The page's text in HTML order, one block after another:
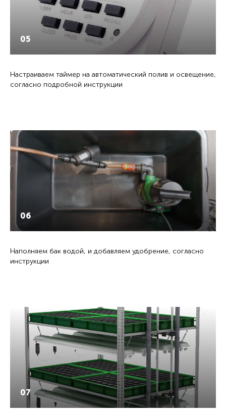
05
Настраиваем таймер на автоматический полив и освещение,
согласно подробной инструкции
06
Наполняем бак водой, и добавляем удобрение, согласно
инструкции
07